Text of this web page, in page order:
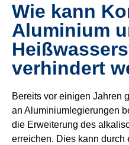
Wie kann
Aluminium
verhindert
Bereits vor einigen Jahren
an Aluminiumlegierungen
die Erweiterung des
erreichen. Dies kann durch